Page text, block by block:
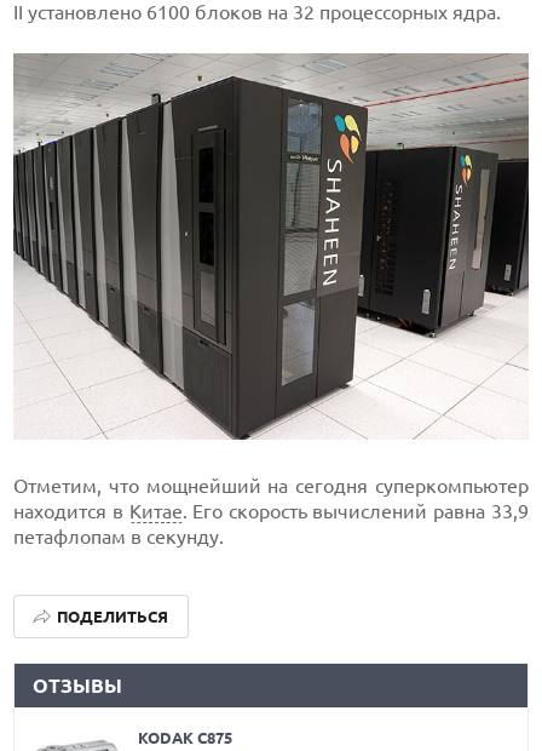
II установлено 6100 блоков на 32 процессорных ядра.
Отметим, что мощнейший на сегодня суперкомпьютер
находится в Китае. Его скорость вычислений равна 33,9
петафлопам в секунду.
ПОДЕЛИТЬСЯ
ОТЗЫВЫ
KODAK C875